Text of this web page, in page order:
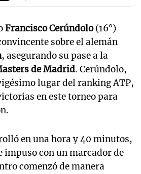
Francisco Cerúndolo(16°)
sobre el alemán
, asegurando su pase a la
de Madrid. Cerúndolo,
lugar del ranking ATP,
en este torneo para
en una hora y 40 minutos,
impuso con un marcador de
comenzó de manera